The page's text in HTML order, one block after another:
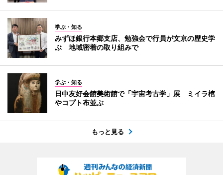
学ぶ・知る
みずほ銀行本郷支店、勉強会で行員が文京の歴史学
ぶ 地域密着の取り組みで
学ぶ・知る
日中友好会館美術館で「宇宙考古学」展 ミイラ棺
やコプト布並ぶ
もっと見る